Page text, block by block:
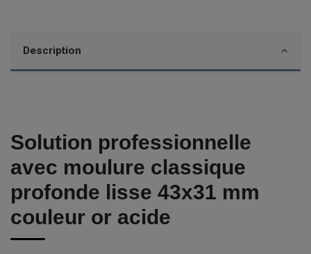
Description
Solution professionnelle
avec moulure classique
profonde lisse 43x31 mm
couleur or acide